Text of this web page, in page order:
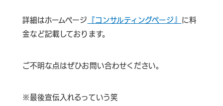
詳細はホームページ 『コンサルティングページ』 に料
金など記載しております。
ご不明な点はぜひお問い合わせください。
※最後宣伝入れるっていう笑